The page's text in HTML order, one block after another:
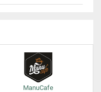
ManuCafe